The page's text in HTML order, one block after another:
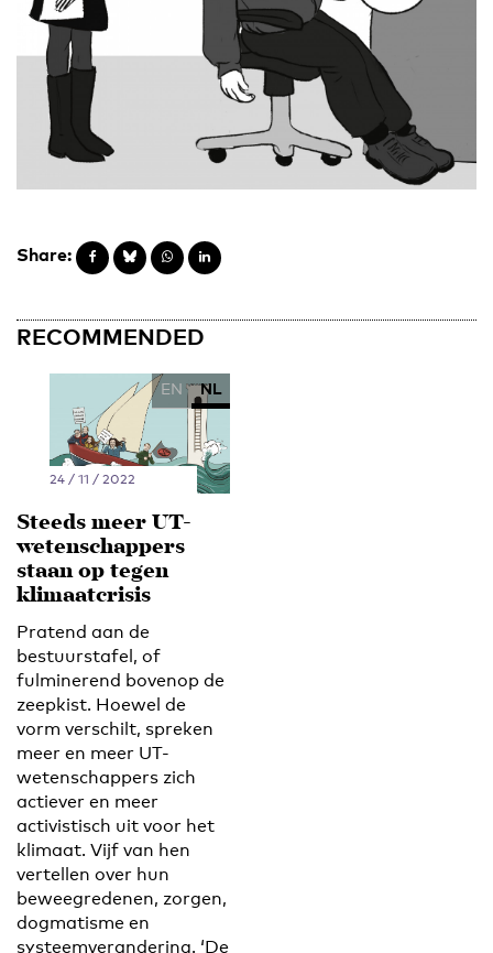
Share:
RECOMMENDED
EN NL
24 / 11 / 2022
Steeds meer UT-
wetenschappers
staan op tegen
klimaatcrisis
Pratend aan de
bestuurstafel, of
fulminerend bovenop de
zeepkist. Hoewel de
vorm verschilt, spreken
meer en meer UT-
wetenschappers zich
actiever en meer
activistisch uit voor het
klimaat. Vijf van hen
vertellen over hun
beweegredenen, zorgen,
dogmatisme en
systeemverandering. ‘De